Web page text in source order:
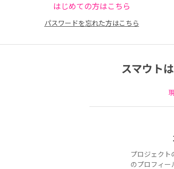
はじめての方はこちら
パスワードを忘れた方はこちら
スマウト
プロジェクト
のプロフィー